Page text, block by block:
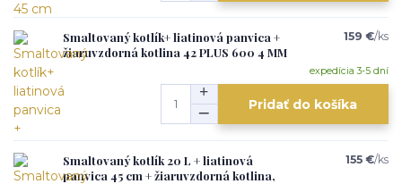
Smaltovaný kotlík+ liatinová panvica +
žiaruvzdorná kotlina 42 PLUS 600 4 MM
159 €/ks
expedícia 3-5 dní
Pridať do košíka
Smaltovaný kotlík 20 L + liatinová
panvica 45 cm + žiaruvzdorná kotlina,
155 €/ks